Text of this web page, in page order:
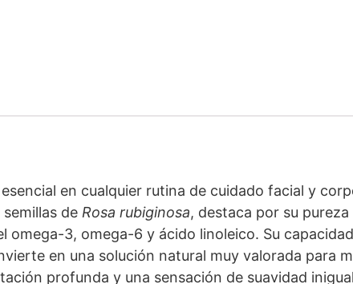
en cualquier rutina de cuidado facial y
de Rosa rubiginosa, destaca por su pureza
omega-3, omega-6 y ácido linoleico. Su
en una solución natural muy valorada para
profunda y una sensación de suavidad